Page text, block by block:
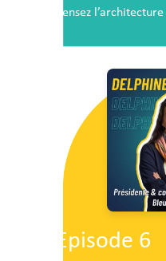
Pensez
Episode 6